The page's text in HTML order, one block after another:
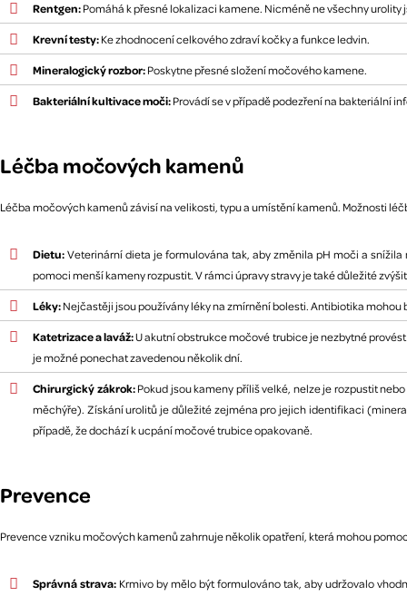
Rentgen:Pomáhá k přesné lokalizaci kamene. Nicméně ne všechny
Krevní testy:Ke zhodnocení celkového zdraví kočky a funkce ledvin.
Mineralogický rozbor:Poskytne přesné složení močového kamene.
Bakteriální kultivace moči:Provádí se v případě podezření na bakteriální
Léčba močových kamenů
Léčba močových kamenů závisí na velikosti, typu a umístění kamenů. Možnosti
Dietu:Veterinární dieta je formulována tak, aby změnila pH moči a
pomoci menší kameny rozpustit. V rámci úpravy stravy je také důležité
Léky:Nejčastěji jsou používány léky na zmírnění bolesti. Antibiotika
Katetrizace a laváž:U akutní obstrukce močové trubice je nezbytné
je možné ponechat zavedenou několik dní.
Chirurgický zákrok:Pokud jsou kameny příliš velké, nelze je rozpustit
měchýře). Získání urolitů je důležité zejména pro jejich identifikaci
případě, že dochází k ucpání močové trubice opakovaně.
Prevence
Prevence vzniku močových kamenů zahrnuje několik opatření, která mohou
Správná strava: Krmivo by mělo být formulováno tak, aby udržovalo